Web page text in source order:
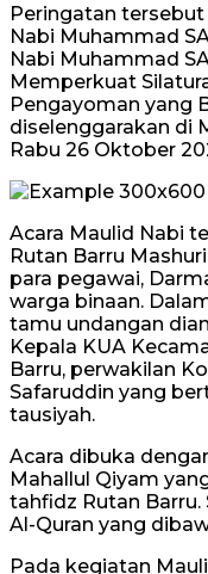
Peringatan
Nabi Muhammad
Nabi Muhammad
Memperkuat
Pengayoman yang
diselenggarakan di
Rabu 26 Oktober
Acara Maulid Nabi
Rutan Barru
para pegawai,
warga binaan.
tamu undangan
Kepala KUA
Barru, perwakilan
Safaruddin yang
tausiyah.
Acara dibuka
Mahallul Qiyam
tahfidz Rutan
Al-Quran yang
Pada kegiatan